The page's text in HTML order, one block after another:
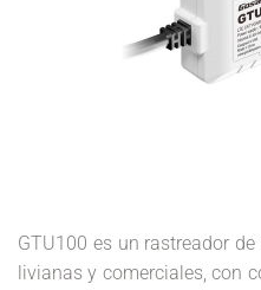
GTU100 es un rastreador
livianas y comerciales, con